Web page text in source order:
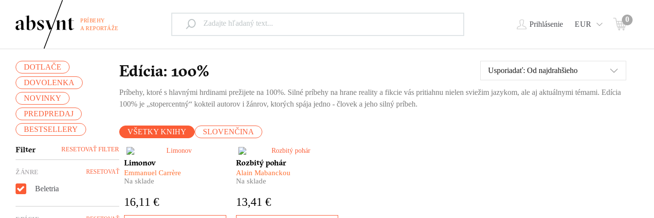
PRÍBEHY
A REPORTÁŽE
Prihlásenie EUR
0
DOTLAČE
DOVOLENKA
NOVINKY
PREDPREDAJ
BESTSELLERY
Filter RESETOVAŤ FILTER
ŽÁNRE RESETOVAŤ
Beletria
Edícia: 100%
Príbehy, ktoré s hlavnými hrdinami prežijete na 100%. Silné príbehy na hrane reality a fikcie vás pritiahnu nielen sviežim jazykom, ale aj aktuálnymi témami. Edícia
100% je „stopercentný“ kokteil autorov i žánrov, ktorých spája jedno - človek a jeho silný príbeh.
VŠETKY KNIHY SLOVENČINA
Usporiadať: Od najdrahšieho
Emmanuel Carrère sa rozhodol
knižne spracovať život jednej z
najkontroverznejších osobností
jeho neľahkého detstva až po
Limonov
Emmanuel Carrère
Na sklade
16,11 €
Keď ťa život položí na kolená,
nezostáva ti nič iné, ako sa opiť
a poriadne to roztočiť. Alain
pritom veľmi ľudsky a láskavo
Rozbitý pohár
Alain Mabanckou
Na sklade
13,41 €